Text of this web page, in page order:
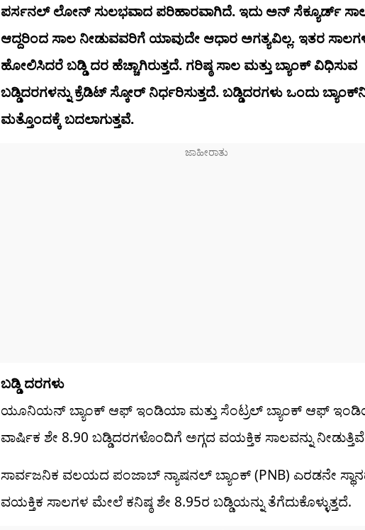
ಪರ್ಸನಲ್ ಲೋನ್ ಸುಲಭವಾದ ಪರಿಹಾರವಾಗಿದೆ. ಇದು ಅನ್​ ಸೆಕ್ಯೂರ್ಡ್​
ಆದ್ದರಿಂದ ಸಾಲ ನೀಡುವವರಿಗೆ ಯಾವುದೇ ಆಧಾರ ಅಗತ್ಯವಿಲ್ಲ. ಇತರ
ಹೋಲಿಸಿದರೆ ಬಡ್ಡಿ ದರ ಹೆಚ್ಚಾಗಿರುತ್ತದೆ. ಗರಿಷ್ಠ ಸಾಲ ಮತ್ತು ಬ್ಯಾಂಕ್ ವಿಧಿಸುವ
ಬಡ್ಡಿದರಗಳನ್ನು ಕ್ರೆಡಿಟ್ ಸ್ಕೋರ್ ನಿರ್ಧರಿಸುತ್ತದೆ. ಬಡ್ಡಿದರಗಳು ಒಂದು
ಮತ್ತೊಂದಕ್ಕೆ ಬದಲಾಗುತ್ತವೆ.
ಬಡ್ಡಿ ದರಗಳು
ಯೂನಿಯನ್ ಬ್ಯಾಂಕ್ ಆಫ್ ಇಂಡಿಯಾ ಮತ್ತು ಸೆಂಟ್ರಲ್ ಬ್ಯಾಂಕ್ ಆಫ್
ವಾರ್ಷಿಕ ಶೇ 8.90 ಬಡ್ಡಿದರಗಳೊಂದಿಗೆ ಅಗ್ಗದ ವಯಕ್ತಿಕ ಸಾಲವನ್ನು
ಸಾರ್ವಜನಿಕ ವಲಯದ ಪಂಜಾಬ್ ನ್ಯಾಷನಲ್ ಬ್ಯಾಂಕ್ (PNB) ಎರಡನೇ
ವಯಕ್ತಿಕ ಸಾಲಗಳ ಮೇಲೆ ಕನಿಷ್ಠ ಶೇ 8.95ರ ಬಡ್ಡಿಯನ್ನು ತೆಗೆದುಕೊಳ್ಳುತ್ತದೆ.